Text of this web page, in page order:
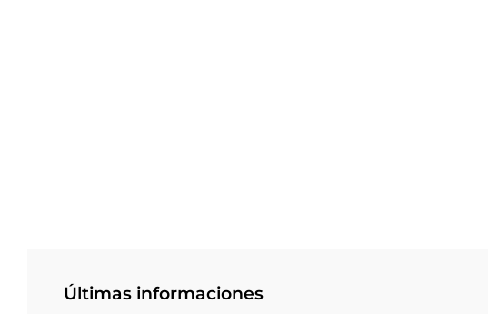
Últimas informaciones